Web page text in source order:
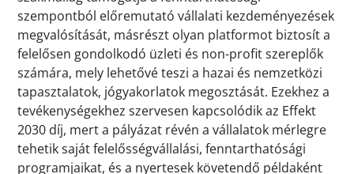
szempontból előremutató vállalati kezdeményezések
megvalósítását, másrészt olyan platformot biztosít a
felelősen gondolkodó üzleti és non-profit szereplők
számára, mely lehetővé teszi a hazai és nemzetközi
tapasztalatok, jógyakorlatok megosztását. Ezekhez a
tevékenységekhez szervesen kapcsolódik az Effekt
2030 díj, mert a pályázat révén a vállalatok mérlegre
tehetik saját felelősségvállalási, fenntarthatósági
programjaikat, és a nyertesek követendő példaként